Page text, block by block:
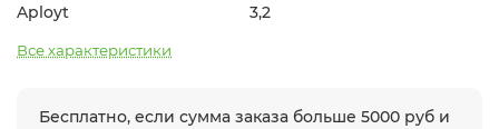
Aployt 3,2
Все характеристики
Бесплатно, если сумма заказа больше 5000 руб и